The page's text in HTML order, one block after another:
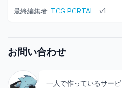
最終編集者: TCG PORTAL v1
お問い合わせ
一人で作っているサー